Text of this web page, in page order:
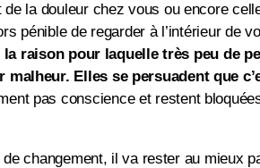
la douleur chez vous ou encore
de regarder à l’intérieur de
la raison pour laquelle très peu de
Elles se persuadent que
pas conscience et restent
changement, il va rester au mieux